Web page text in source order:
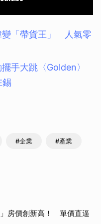
變「帶貨王」 人氣零
手大跳〈Golden〉
#企業 #產業
房價創新高！ 單價直逼